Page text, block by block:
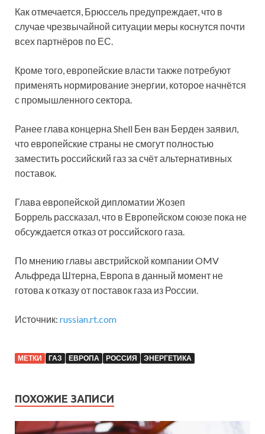
Как отмечается, Брюссель предупреждает, что в
случае чрезвычайной ситуации меры коснутся почти
всех партнёров по ЕС.
Кроме того, европейские власти также потребуют
применять нормирование энергии, которое начнётся
с промышленного сектора.
Ранее глава концерна Shell Бен ван Берден заявил,
что европейские страны не смогут полностью
заместить российский газ за счёт альтернативных
поставок.
Глава европейской дипломатии Жозеп
Боррель рассказал, что в Европейском союзе пока не
обсуждается отказ от российского газа.
По мнению главы австрийской компании OMV
Альфреда Штерна, Европа в данный момент не
готова к отказу от поставок газа из России.
Источник: russian.rt.com
МЕТКИ ГАЗ ЕВРОПА РОССИЯ ЭНЕРГЕТИКА
ПОХОЖИЕ ЗАПИСИ